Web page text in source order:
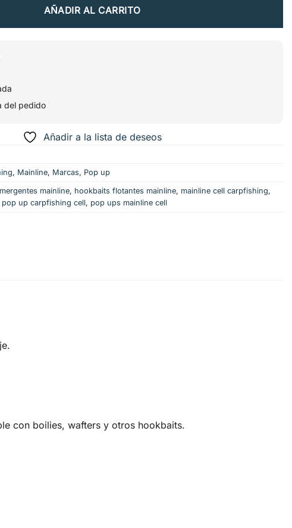
AÑADIR AL CARRITO
del pedido
Añadir a la lista de deseos
, Mainline, Marcas, Pop up
mainline, hookbaits flotantes mainline, mainline cell carpfishing,
pop up carpfishing cell, pop ups mainline cell
con boilies, wafters y otros hookbaits.